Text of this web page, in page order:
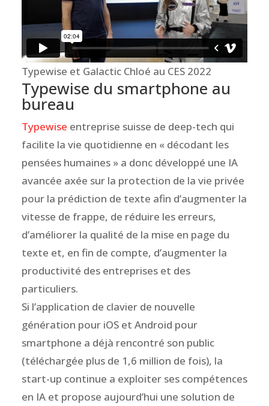
Typewise et Galactic Chloé au CES 2022
Typewise du smartphone au
bureau
Typewise entreprise suisse de deep-tech qui
facilite la vie quotidienne en « décodant les
pensées humaines » a donc développé une IA
avancée axée sur la protection de la vie privée
pour la prédiction de texte afin d’augmenter la
vitesse de frappe, de réduire les erreurs,
d’améliorer la qualité de la mise en page du
texte et, en fin de compte, d’augmenter la
productivité des entreprises et des
particuliers.
Si l’application de clavier de nouvelle
génération pour iOS et Android pour
smartphone a déjà rencontré son public
(téléchargée plus de 1,6 million de fois), la
start-up continue a exploiter ses compétences
en IA et propose aujourd’hui une solution de